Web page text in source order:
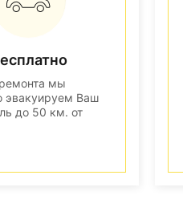
мы
эвакуируем Ваш
до 50 км. от